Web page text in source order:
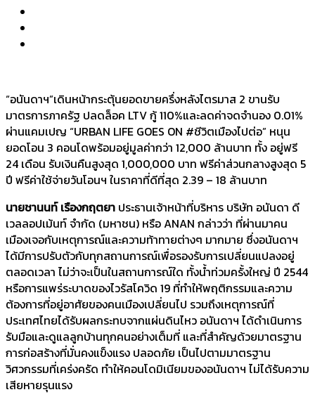
“อนันดาฯ”เดินหน้ากระตุ้นยอดขายครึ่งหลังไตรมาส 2 ขานรับ
มาตรการภาครัฐ ปลดล็อค LTV กู้ 110%และลดค่าจดจำนอง 0.01%
ผ่านแคมเปญ “URBAN LIFE GOES ON #ชีวิตเมืองไปต่อ” หนุน
ยอดโอน 3 คอนโดพร้อมอยู่มูลค่ากว่า 12,000 ล้านบาท ทั้ง อยู่ฟรี
24 เดือน รับเงินคืนสูงสุด 1,000,000 บาท ฟรีค่าส่วนกลางสูงสุด 5
ปี ฟรีค่าใช้จ่ายวันโอนฯ ในราคาที่ดีที่สุด 2.39 – 18 ล้านบาท
นายชานนท์ เรืองกฤตยา ประธานเจ้าหน้าที่บริหาร บริษัท อนันดา ดี
เวลลอปเม้นท์ จำกัด (มหาชน) หรือ ANAN กล่าวว่า ที่ผ่านมาคน
เมืองเจอกับเหตุการณ์และความท้าทายต่างๆ มากมาย ซึ่งอนันดาฯ
ได้มีการปรับตัวกับทุกสถานการณ์เพื่อรองรับการเปลี่ยนแปลงอยู่
ตลอดเวลา ไม่ว่าจะเป็นในสถานการณ์ใด ทั้งน้ำท่วมครั้งใหญ่ ปี 2544
หรือการแพร่ระบาดของไวรัสโควิด 19 ที่ทำให้พฤติกรรมและความ
ต้องการที่อยู่อาศัยของคนเมืองเปลี่ยนไป รวมถึงเหตุการณ์ที่
ประเทศไทยได้รับผลกระทบจากแผ่นดินไหว อนันดาฯ ได้ดำเนินการ
รับมือและดูแลลูกบ้านทุกคนอย่างเต็มที่ และที่สำคัญด้วยมาตรฐาน
การก่อสร้างที่มั่นคงแข็งแรง ปลอดภัย เป็นไปตามมาตรฐาน
วิศวกรรมที่เคร่งครัด ทำให้คอนโดมิเนียมของอนันดาฯ ไม่ได้รับความ
เสียหายรุนแรง